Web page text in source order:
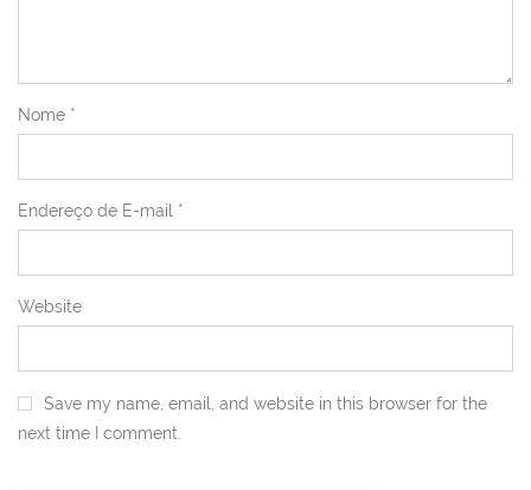
Nome *
Endereço de E-mail *
Website
Save my name, email, and website in this browser for the
next time I comment.